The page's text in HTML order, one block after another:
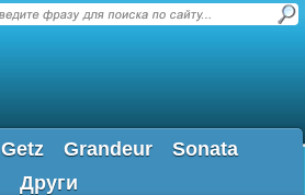
Getz Grandeur
Sonata
Други